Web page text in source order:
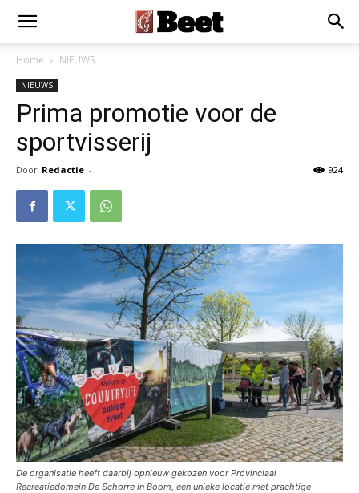
Home NIEUWS
NIEUWS
Prima promotie voor de
sportvisserij
Door Redactie - 924
De organisatie heeft daarbij opnieuw gekozen voor Provinciaal
Recreatiedomein De Schorre in Boom, een unieke locatie met prachtige
Installeren